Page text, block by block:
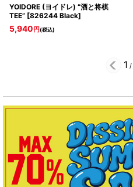
YOIDORE (ヨイドレ) “酒と将棋
TEE” [826244 Black]
5,940 円(税込)
1 /